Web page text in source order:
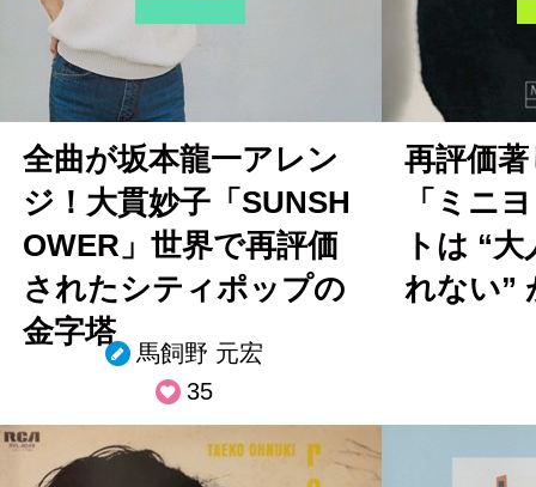
全曲が坂本龍一アレン
ジ！大貫妙子「SUNSH
OWER」世界で再評価
されたシティポップの
金字塔
馬飼野 元宏
35
再評価
「ミニ
トは “
れない”